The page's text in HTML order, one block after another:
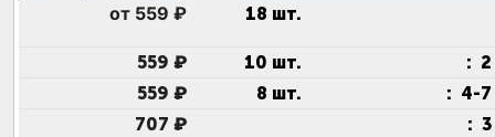
от 559 ₽ 18 шт.
559 ₽ 10 шт. :
559 ₽
8 шт. : 4-
707 ₽
: